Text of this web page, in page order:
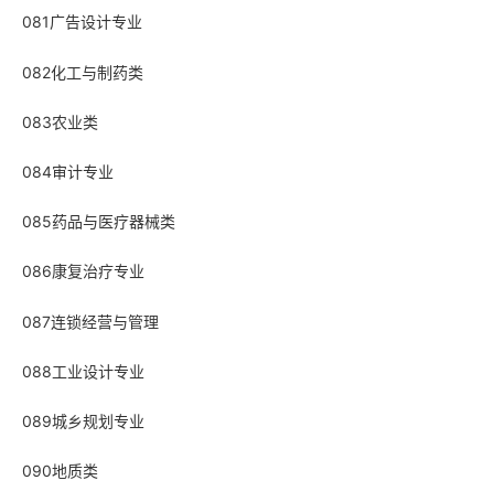
081广告设计专业
082化工与制药类
083农业类
084审计专业
085药品与医疗器械类
086康复治疗专业
087连锁经营与管理
088工业设计专业
089城乡规划专业
090地质类